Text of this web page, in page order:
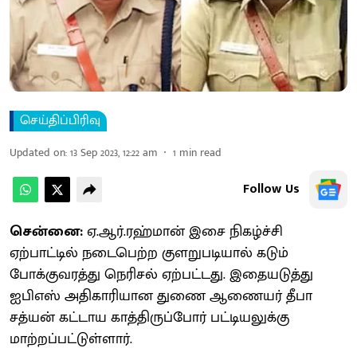
செய்திப்பிரிவு
Updated on:13 Sep 2023, 12:22 am 1 min read
Follow Us
சென்னை:ஏ.ஆர்.ரஹ்மான் இசை நிகழ்ச்சி
ஏற்பாட்டில் நடைபெற்ற குளறுபடியால் கடும்
போக்குவரத்து நெரிசல் ஏற்பட்டது. இதையடுத்து
ஐபிஎஸ் அதிகாரியான துணை ஆணையர் தீபா
சத்யன் கட்டாய காத்திருப்போர் பட்டியலுக்கு
மாற்றப்பட்டுள்ளார்.